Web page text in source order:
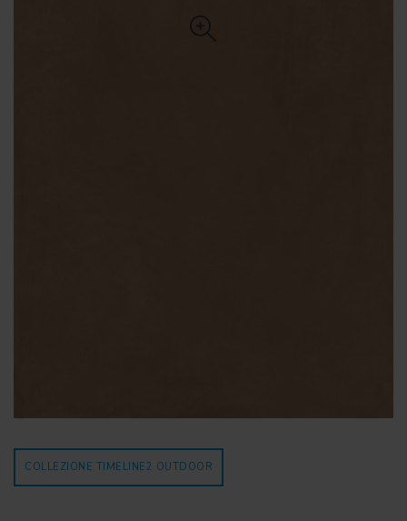
COLLEZIONE TIMELINE2 OUTDOOR